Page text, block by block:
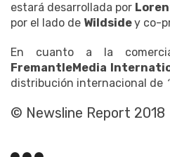
estará desarrollada por
por el lado de Wildsidey co-
En cuanto a la
FremantleMedia
distribución internacional de
© Newsline Report 2018